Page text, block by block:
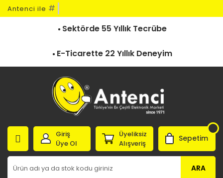
Antenci ile #
Sektörde 55 Yıllık Tecrübe
E-Ticarette 22 Yıllık Deneyim
ARA
Giriş
Üye Ol
Üyeliksiz
Alışveriş
Sepetim